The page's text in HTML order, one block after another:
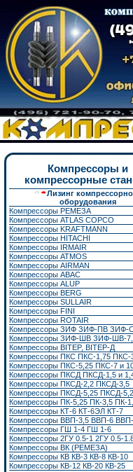
Компрессоры и
компрессорные
Лизинг
оборудования
Компрессоры РЕМЕЗА
Компрессоры ATLAS COPCO
Компрессоры KRAFTMANN
Компрессоры HITACHI
Компрессоры IRMAIR
Компрессоры ATMOS
Компрессоры AIRMAN
Компрессоры ABAC
Компрессоры ALUP
Компрессоры BERG
Компрессоры SULLAIR
Компрессоры FINI
Компрессоры ROTAIR
Компрессоры ЗИФ ЗИФ-ПВ ЗИФ-
Компрессоры ЗИФ-ШВ ЗИФ-ШВ-
Компрессоры BITEP, BITEP-Д
Компрессоры ПКС ПКС-1,75 ПКС-
Компрессоры ПКС-5,25 ПКС-7 и
Компрессоры ПКСД ПКСД-1,5 и
Компрессоры ПКСД-2,2 ПКСД-3,5
Компрессоры ПКСД-5,25 ПКСД-
Компрессоры ПК-5,25 ПК-3,5 ПК-
Компрессоры КТ-6 КТ-6ЭЛ КТ-7
Компрессоры ВВП-3,5 ВВП-6
Компрессоры ГШ 1-4 ГШ 1-6
Компрессоры 2ГУ 0.5-1 2ГУ 0.5-
Компрессоры ВК (РЕМЕЗА)
Компрессоры КВ КВ-3 КВ-8 КВ-10
Компрессоры КВ-12 КВ-20 КВ-25